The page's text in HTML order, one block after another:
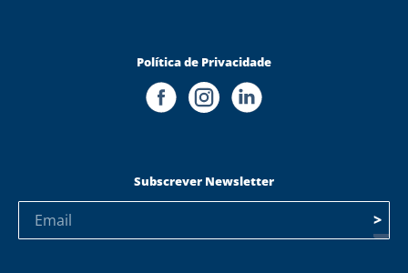
Política de Privacidade
Subscrever Newsletter
>